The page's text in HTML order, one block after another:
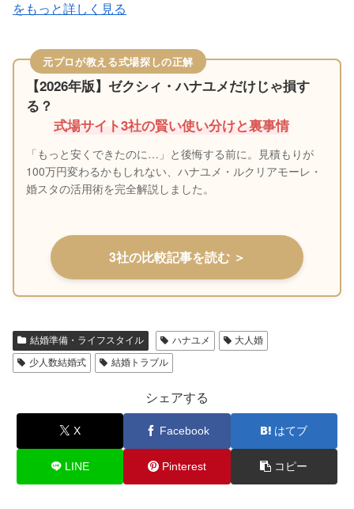
をもっと詳しく見る
元プロが教える式場探しの正解
【2026年版】ゼクシィ・ハナユメだけじゃ損す
る？
式場サイト3社の賢い使い分けと裏事情
「もっと安くできたのに…」と後悔する前に。見積もりが
100万円変わるかもしれない、ハナユメ・ルクリアモーレ・
婚スタの活用術を完全解説しました。
3社の比較記事を読む ＞
結婚準備・ライフスタイル ハナユメ
大人婚
少人数結婚式
結婚トラブル
シェアする
X Facebook はてブ
LINE Pinterest コピー